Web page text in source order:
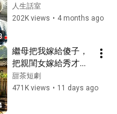
- 責任
(官方完整版
的歌】 Julia 徐仲
- 消息
完整版MV)
第6年我直接離開，去
老伴留的舊院子，打
感故事#晚年哲理
人生話室
202K views • 4 months ago
繼母把我嫁給傻子，
把親閨女嫁給秀才！
萬念俱灰時，家裡大
公雞突然開口：丫頭
甜茶短劇
471K views • 11 days ago